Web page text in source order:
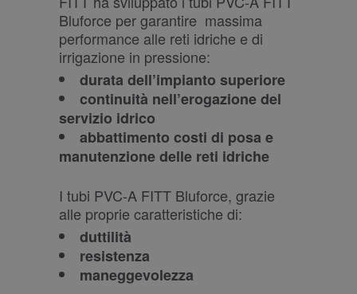
Bluforce per garantire massima
performance alle reti idriche e di
irrigazione in pressione:
durata dell’impianto superiore
continuità nell’erogazione del
servizio idrico
abbattimento costi di posa e
manutenzione delle reti idriche
I tubi PVC-A FITT Bluforce, grazie
alle proprie caratteristiche di:
duttilità
resistenza
maneggevolezza